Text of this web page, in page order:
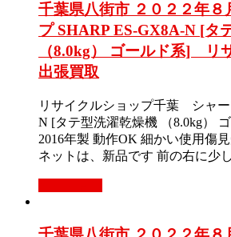
千葉県八街市 ２０２２年
プ SHARP ES-GX8A-N [タ
（8.0kg） ゴールド系] リ
出張買取
リサイクルショップ千葉 シャー
N [タテ型洗濯乾燥機 （8.0kg）
2016年製 動作OK 細かい使用傷
ネットは、新品です 前の右に少